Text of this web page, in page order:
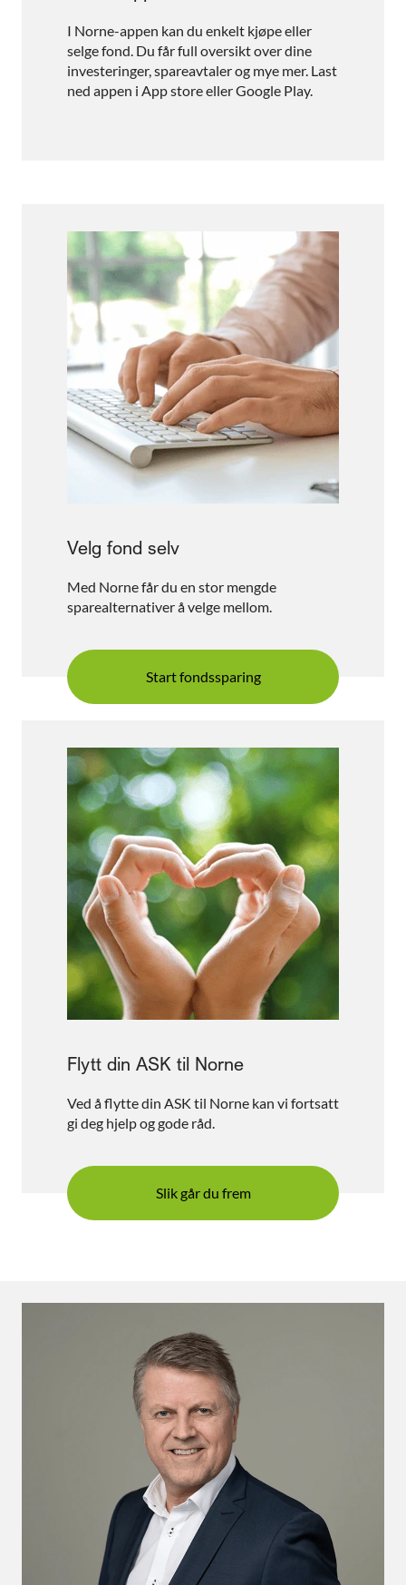
I Norne-appen kan du enkelt kjøpe eller
selge fond. Du får full oversikt over dine
investeringer, spareavtaler og mye mer. Last
ned appen i App store eller Google Play.
Velg fond selv
Med Norne får du en stor mengde
sparealternativer å velge mellom.
Start fondssparing
Flytt din ASK til Norne
Ved å flytte din ASK til Norne kan vi fortsatt
gi deg hjelp og gode råd.
Slik går du frem